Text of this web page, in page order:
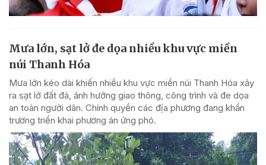
Mưa lớn, sạt lở đe dọa nhiều khu vực miền
núi Thanh Hóa
Mưa lớn kéo dài khiến nhiều khu vực miền núi Thanh Hóa xảy
ra sạt lở đất đá, ảnh hưởng giao thông, công trình và đe dọa
an toàn người dân. Chính quyền các địa phương đang khẩn
trương triển khai phương án ứng phó.